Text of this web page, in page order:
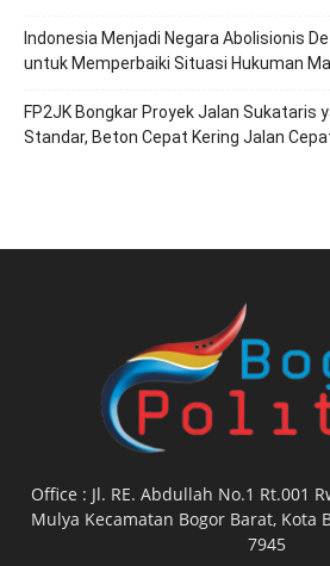
‎Indonesia Menjadi Negara Abolisionis
untuk Memperbaiki Situasi Hukuman
FP2JK Bongkar Proyek Jalan Sukataris
Standar, Beton Cepat Kering Jalan
Office : Jl. RE. Abdullah No.1 Rt.001
Mulya Kecamatan Bogor Barat, Kota
7945